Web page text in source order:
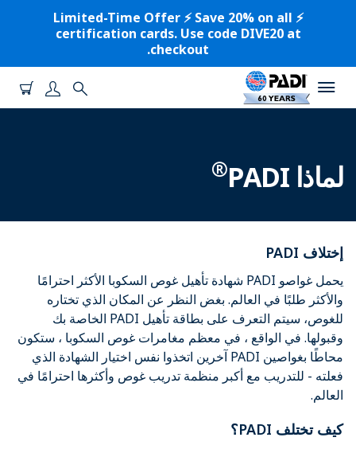
⚡️ Limited-Time Offer ⚡️ Save 20% on all
certification cards. Use code DIVE20 at
checkout.
لماذا PADI ®
إختلاف PADI
يحمل غواصو PADI شهادة تأهيل غوص السكوبا الأكثر احترامًا
والأكثر طلبًا في العالم. بغض النظر عن المكان الذي تختاره
للغوص، سيتم التعرف على بطاقة تأهيل PADI الخاصة بك
وقبولها. في الواقع ، في معظم مغامرات غوص السكوبا ، ستكون
محاطًا بغواصين PADI آخرين اتخذوا نفس اختيار الشهادة الذي
فعلته - للتدريب مع أكبر منظمة تدريب غوص وأكثرها احترامًا في
العالم.
كيف تختلف PADI؟